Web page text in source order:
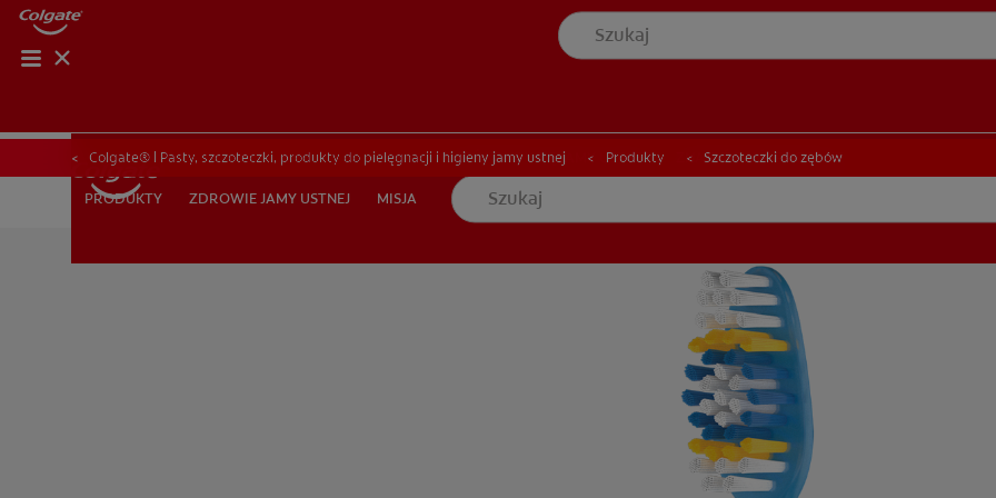
PRODUKTY ZDROWIE JAMY USTNEJ
PRODUKTY ZDROWIE JAMY USTNEJ MISJA
OCEŃ KONDYCJĘ JAMY USTNEJ ZNAJDŹ SWÓJ PRODUKT
Colgate® | Pasty, szczoteczki, produkty do pielęgnacji i higieny jamy ustnej Produkty Szczoteczki do zębów